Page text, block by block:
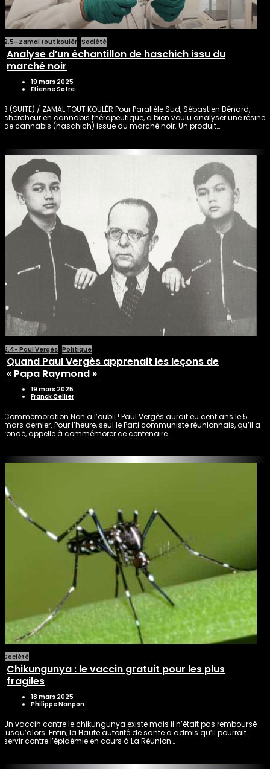
2.5- Zamal tout koulèr Société
Analyse d’un échantillon de haschich issu du
marché noir
19 mars 2025
Etienne Satre
3 (SUITE) / ZAMAL TOUT KOULÈR Pour Parallèle Sud, Sébastien Bénard,
chercheur en cannabis thérapeutique, a bien voulu analyser une résine
de cannabis (haschich) issue du marché noir. Un produit…
2.4- Paul Vergès Politique
Quand Paul Vergès apprenait les leçons de
« Papa Raymond »
19 mars 2025
Franck Cellier
Commémoration Non à l’oubli ! Paul Vergès aurait eu cent ans le 5
mars dernier. Pour l’heure, seul le Parti communiste réunionnais, qu’il a
fondé, appelle à commémorer ce centenaire…
Société
Chikungunya : le vaccin gratuit pour les plus
fragiles
18 mars 2025
Philippe Nanpon
Un vaccin contre le chikungunya existe mais il n’était pas remboursé
jusqu’alors. Enfin, la Haute autorité de santé a admis qu’il pourrait
servir contre l’épidémie en cours à La Réunion…